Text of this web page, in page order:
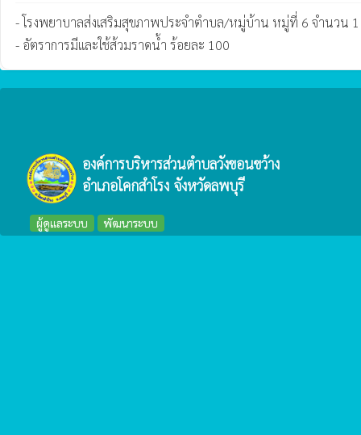
- โรงพยาบาลส่งเสริมสุขภาพประจำตำบล/หมู่บ้าน หมู่ที่ 6 จำนวน
- อัตราการมีและใช้ส้วมราดน้ำ ร้อยละ 100
องค์การบริหารส่วนตำบลวังขอนขว้าง
อำเภอโคกสำโรง จังหวัดลพบุรี
ผู้ดูแลระบบ พัฒนาระบบ